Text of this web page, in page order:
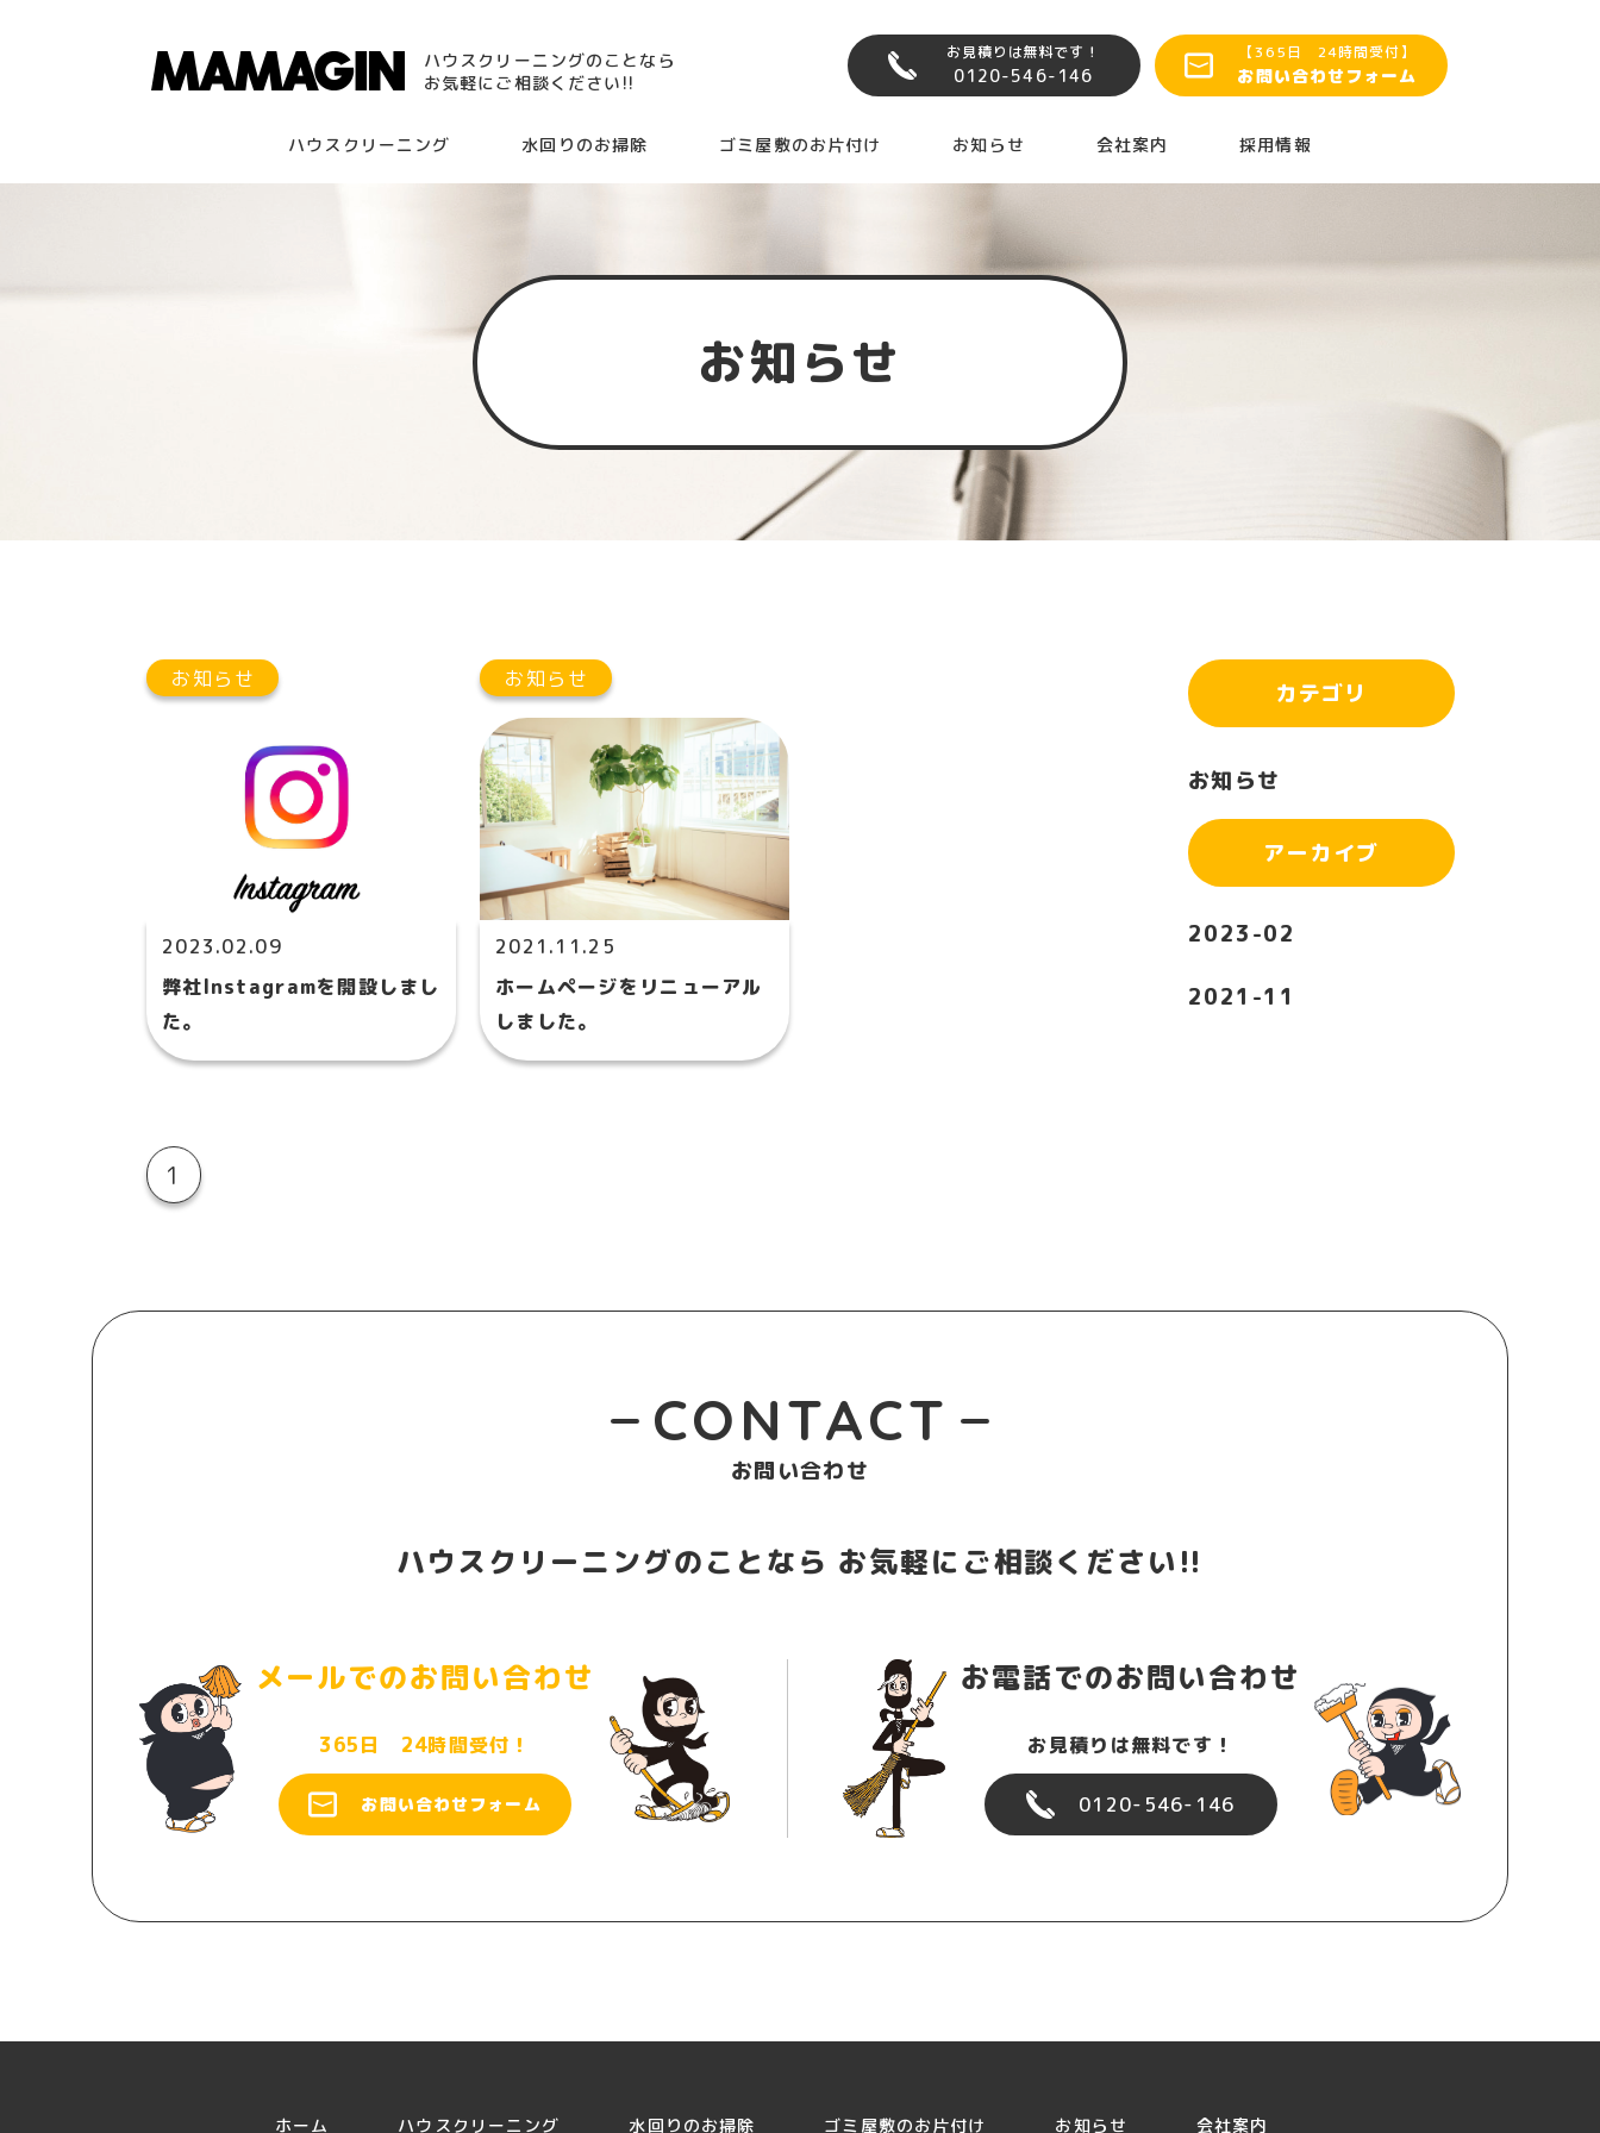
ハウスクリーニングのことなら
お気軽にご相談ください!!
お見積りは無料です！
0120-546-146
【365日 24時間受付】
お問い合わせフォーム
ハウスクリーニング 水回りのお掃除 ゴミ屋敷のお片付け お知らせ 会社案内 採用情報
お知らせ
お知らせ
2023.02.09
弊社Instagramを開設しまし
た。
お知らせ
2021.11.25
ホームページをリニューアル
しました。
1
カテゴリ
お知らせ
アーカイブ
2023-02
2021-11
CONTACT
お問い合わせ
ハウスクリーニングのことなら お気軽にご相談ください!!
メールでのお問い合わせ
365日 24時間受付！
お問い合わせフォーム
お電話でのお問い合わせ
お見積りは無料です！
0120-546-146
ホーム ハウスクリーニング 水回りのお掃除 ゴミ屋敷のお片付け お知らせ 会社案内